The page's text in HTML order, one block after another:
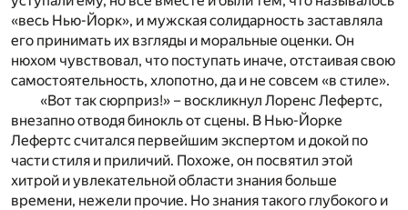
«весь Нью-Йорк», и мужская солидарность заставляла
его принимать их взгляды и моральные оценки. Он
нюхом чувствовал, что поступать иначе, отстаивая свою
самостоятельность, хлопотно, да и не совсем «в стиле».
«Вот так сюрприз!» – воскликнул Лоренс Лефертс,
внезапно отводя бинокль от сцены. В Нью-Йорке
Лефертс считался первейшим экспертом и докой по
части стиля и приличий. Похоже, он посвятил этой
хитрой и увлекательной области знания больше
времени, нежели прочие. Но знания такого глубокого и